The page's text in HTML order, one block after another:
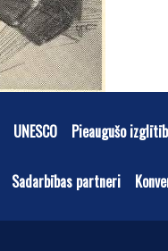
UNESCO Pieaugušo
Sadarbības partneri